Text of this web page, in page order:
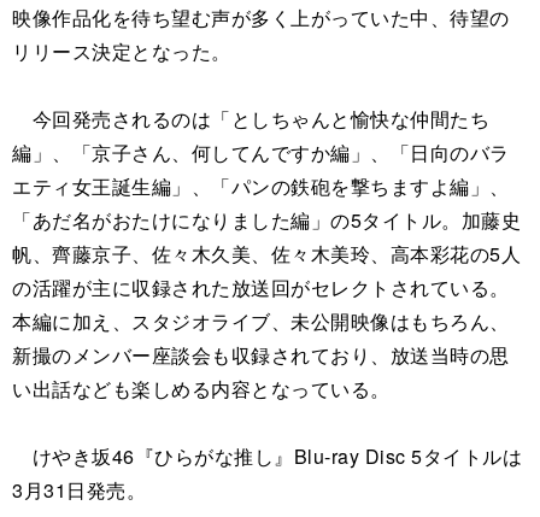
映像作品化を待ち望む声が多く上がっていた中、待望の
リリース決定となった。
今回発売されるのは「としちゃんと愉快な仲間たち
編」、「京子さん、何してんですか編」、「日向のバラ
エティ女王誕生編」、「パンの鉄砲を撃ちますよ編」、
「あだ名がおたけになりました編」の5タイトル。加藤史
帆、齊藤京子、佐々木久美、佐々木美玲、高本彩花の5人
の活躍が主に収録された放送回がセレクトされている。
本編に加え、スタジオライブ、未公開映像はもちろん、
新撮のメンバー座談会も収録されており、放送当時の思
い出話なども楽しめる内容となっている。
けやき坂46『ひらがな推し』Blu-ray Disc 5タイトルは
3月31日発売。